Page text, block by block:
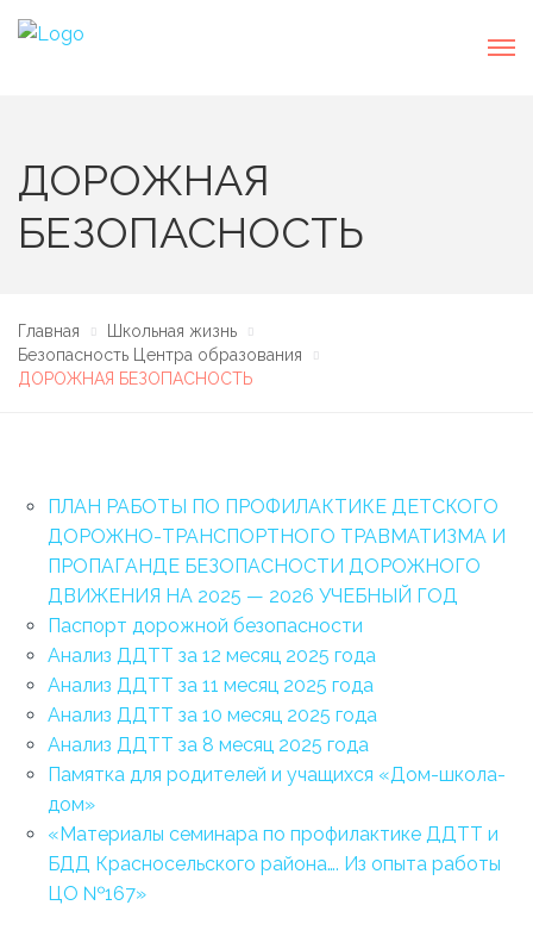
ДОРОЖНАЯ
БЕЗОПАСНОСТЬ
Главная
Школьная жизнь
Безопасность Центра образования
ДОРОЖНАЯ БЕЗОПАСНОСТЬ
ПЛАН РАБОТЫ ПО ПРОФИЛАКТИКЕ ДЕТСКОГО
ДОРОЖНО-ТРАНСПОРТНОГО ТРАВМАТИЗМА И
ПРОПАГАНДЕ БЕЗОПАСНОСТИ ДОРОЖНОГО
ДВИЖЕНИЯ НА 2025 — 2026 УЧЕБНЫЙ ГОД
Паспорт дорожной безопасности
Анализ ДДТТ за 12 месяц 2025 года
Анализ ДДТТ за 11 месяц 2025 года
Анализ ДДТТ за 10 месяц 2025 года
Анализ ДДТТ за 8 месяц 2025 года
Памятка для родителей и учащихся «Дом-школа-
дом»
«Материалы семинара по профилактике ДДТТ и
БДД Красносельского района…. Из опыта работы
ЦО №167»